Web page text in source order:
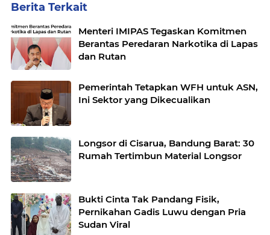
Berita Terkait
Menteri IMIPAS Tegaskan Komitmen
Berantas Peredaran Narkotika di Lapas
dan Rutan
Pemerintah Tetapkan WFH untuk ASN,
Ini Sektor yang Dikecualikan
Longsor di Cisarua, Bandung Barat: 30
Rumah Tertimbun Material Longsor
Bukti Cinta Tak Pandang Fisik,
Pernikahan Gadis Luwu dengan Pria
Sudan Viral